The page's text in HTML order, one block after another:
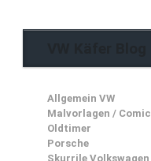
Allgemein VW
Malvorlagen / Comic
Oldtimer
Porsche
Skurrile Volkswagen